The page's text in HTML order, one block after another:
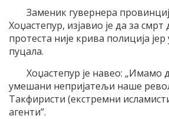
Заменик гувернера
Хоџастепур, изјавио је да за смрт
протеста није крива полиција
пуцала.
Хоџастепур је навео: „Имамо
умешани непријатељи наше
Такфиристи (екстремни
агенти”.